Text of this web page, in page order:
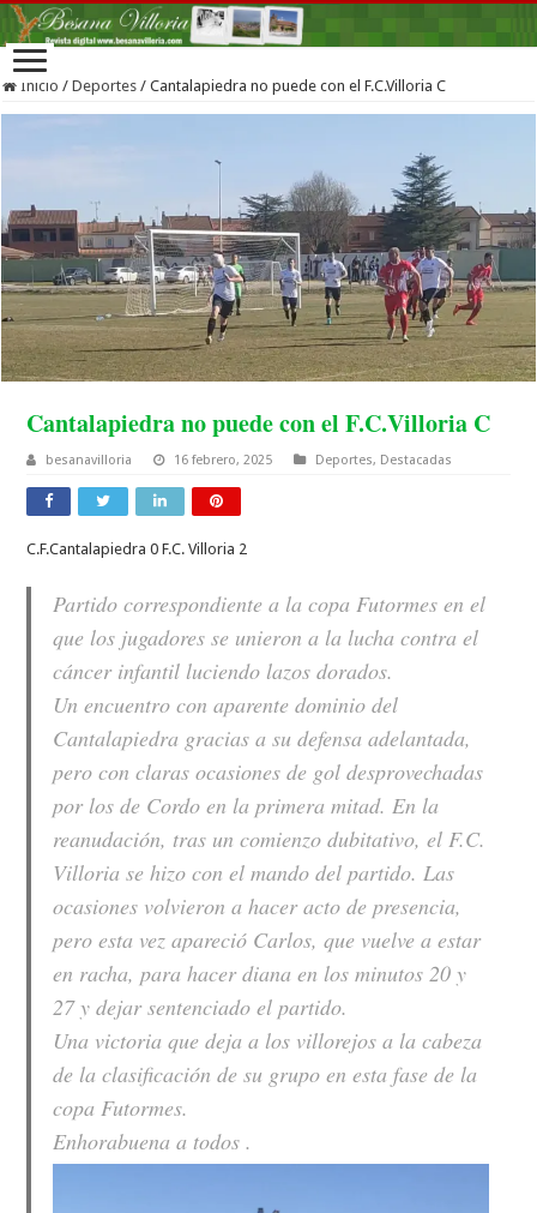
Inicio / Deportes / Cantalapiedra no puede con el F.C.Villoria C
Cantalapiedra no puede con el F.C.Villoria C
besanavilloria 16 febrero, 2025 Deportes, Destacadas
C.F.Cantalapiedra 0 F.C. Villoria 2
Partido correspondiente a la copa Futormes en el
que los jugadores se unieron a la lucha contra el
cáncer infantil luciendo lazos dorados.
Un encuentro con aparente dominio del
Cantalapiedra gracias a su defensa adelantada,
pero con claras ocasiones de gol desprovechadas
por los de Cordo en la primera mitad. En la
reanudación, tras un comienzo dubitativo, el F.C.
Villoria se hizo con el mando del partido. Las
ocasiones volvieron a hacer acto de presencia,
pero esta vez apareció Carlos, que vuelve a estar
en racha, para hacer diana en los minutos 20 y
27 y dejar sentenciado el partido.
Una victoria que deja a los villorejos a la cabeza
de la clasificación de su grupo en esta fase de la
copa Futormes.
Enhorabuena a todos .